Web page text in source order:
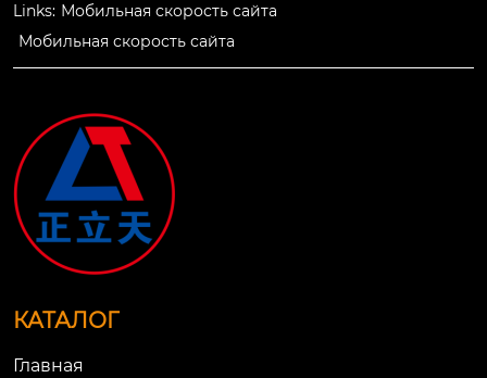
Links: Мобильная скорость сайта
Мобильная скорость сайта
КАТАЛОГ
Главная